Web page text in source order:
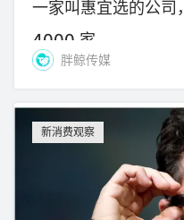
一家叫惠宜选的公司
4000 家
胖鲸传媒
新消费观察